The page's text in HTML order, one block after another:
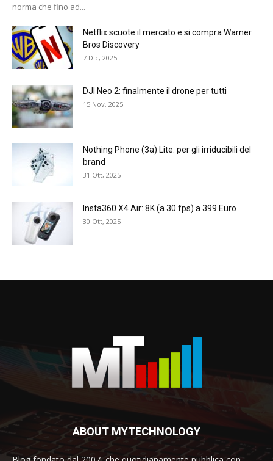
norma che fino ad...
Netflix scuote il mercato e si compra Warner
Bros Discovery
7 Dic, 2025
DJI Neo 2: finalmente il drone per tutti
15 Nov, 2025
Nothing Phone (3a) Lite: per gli irriducibili del
brand
31 Ott, 2025
Insta360 X4 Air: 8K (a 30 fps) a 399 Euro
30 Ott, 2025
ABOUT MYTECHNOLOGY